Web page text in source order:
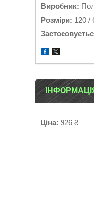
Виробник:
Розміри: 120 /
Ціна: 926 ₴